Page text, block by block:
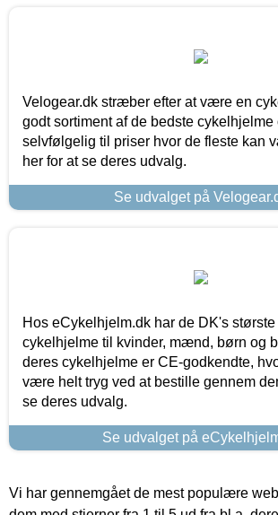
Velogear.dk stræber efter at være en
godt sortiment af de bedste cykelhjelme
selvfølgelig til priser hvor de fleste kan
her for at se deres udvalg.
Se udvalget på
Hos eCykelhjelm.dk har de DK's
cykelhjelme til kvinder, mænd, børn og
deres cykelhjelme er CE-godkendte,
være helt tryg ved at bestille gennem
se deres udvalg.
Se udvalget på
Vi har gennemgået de mest populære